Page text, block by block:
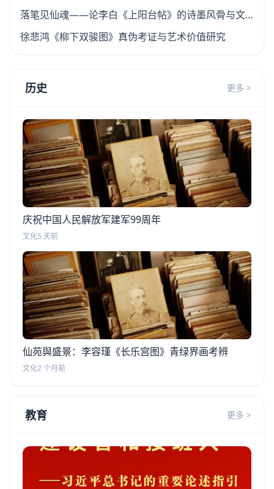
落笔见仙魂——论李白《上阳台帖》的诗墨风骨与文
史价值
徐悲鸿《柳下双骏图》真伪考证与艺术价值研究
历史 更多 >
庆祝中国人民解放军建军99周年
文化5 天前
仙苑與盛景：李容瑾《长乐宫图》青绿界画考辨
文化2 个月前
教育 更多 >